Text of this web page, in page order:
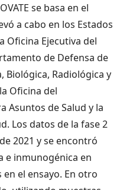
se basa en el
a cabo en los Estados
Oficina Ejecutiva del
de Defensa de
Biológica, Radiológica y
Oficina del
Asuntos de Salud y la
Los datos de la fase 2
2021 y se encontró
e inmunogénica en
el ensayo. En otro